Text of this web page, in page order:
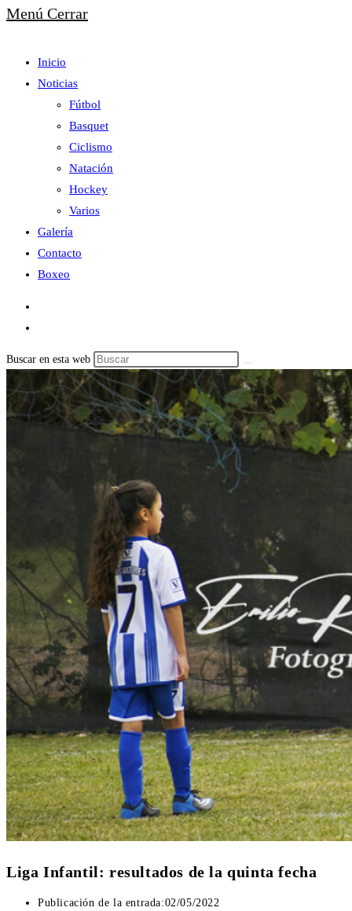
Menú Cerrar
Inicio
Noticias
Fútbol
Basquet
Ciclismo
Natación
Hockey
Varios
Galería
Contacto
Boxeo
Buscar en esta web
Liga Infantil: resultados de la quinta fecha
Publicación de la entrada:02/05/2022